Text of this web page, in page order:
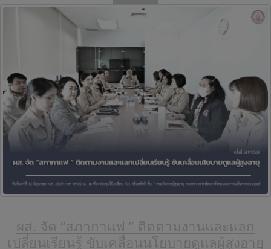
ผส. จัด “สภากาแฟ ” ติดตามงานและแลก
เปลี่ยนเรียนรู้ ขับเคลื่อนนโยบายดูแลผู้สูงอายุ